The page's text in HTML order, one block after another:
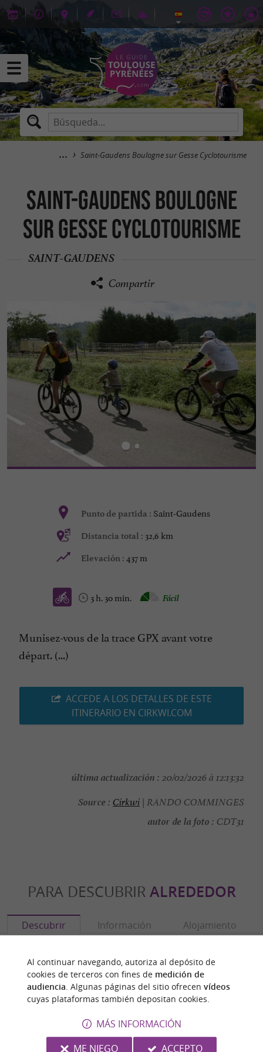
Saint-Gaudens Boulogne sur Gesse Cyclotourisme
Saint-Gaudens Boulogne
sur Gesse Cyclotourisme
SAINT-GAUDENS
Compartir
Punto de partida : Saint-Gaudens
Distancia total : 32,6 km
Elevación : 437 m
3 h. 30 min. Fácil
Munisez-vous de la trace GPX avant votre
départ. (...)
ACCEDE A LOS DETALLES DE ESTE
ITINERARIO EN CIRKWI.COM
última actualización : 20/02/2026 à 12:13:32
Source : Cirkwi | RANDO COMMINGES
autor de la foto : CDT31
PARA DESCUBRIR ALREDEDOR
Descubrir Información Alojamiento
Al continuar navegando, autoriza al depósito de
cookies de terceros con fines de medición de
audiencia. Algunas páginas del sitio ofrecen vídeos
cuyas plataformas también depositan cookies.
MÁS INFORMACIÓN
ME NIEGO
ACCEPTO